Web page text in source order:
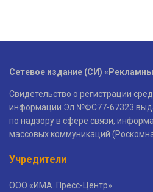
Сетевое издание (СИ)
Свидетельство о регистрации
информации Эл №ФС77-67323
по надзору в сфере связи,
массовых коммуникаций
Учредители
ООО «ИМА. Пресс-Центр»